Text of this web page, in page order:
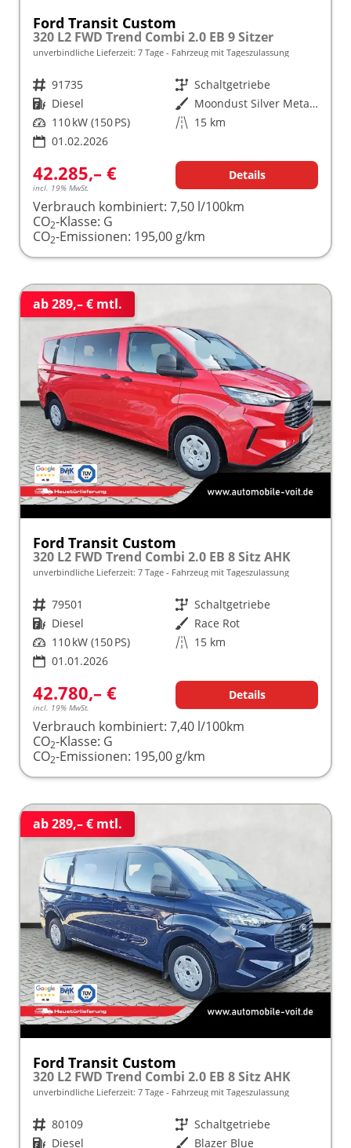
Ford Transit Custom
320 L2 FWD Trend Combi 2.0 EB 9 Sitzer
unverbindliche Lieferzeit: 7 Tage Fahrzeug mit Tageszulassung
Fahrzeugnr. 91735 Getriebe Schaltgetriebe
Kraftstoff Diesel Außenfarbe
Moondust Silver Metallic
Leistung 110 kW (150 PS) Kilometerstand 15 km
01.02.2026
42.285,– €
incl. 19% MwSt.
Details
Verbrauch kombiniert: 7,50 l/100km
CO2-Klasse: G
CO2-Emissionen: 195,00 g/km
ab 289,– € mtl.
Ford Transit Custom
320 L2 FWD Trend Combi 2.0 EB 8 Sitz AHK
unverbindliche Lieferzeit: 7 Tage Fahrzeug mit Tageszulassung
Fahrzeugnr. 79501 Getriebe Schaltgetriebe
Kraftstoff Diesel Außenfarbe Race Rot
Leistung 110 kW (150 PS) Kilometerstand 15 km
01.01.2026
42.780,– €
incl. 19% MwSt.
Details
Verbrauch kombiniert: 7,40 l/100km
CO2-Klasse: G
CO2-Emissionen: 195,00 g/km
ab 289,– € mtl.
Ford Transit Custom
320 L2 FWD Trend Combi 2.0 EB 8 Sitz AHK
unverbindliche Lieferzeit: 7 Tage Fahrzeug mit Tageszulassung
Fahrzeugnr. 80109 Getriebe Schaltgetriebe
Kraftstoff Diesel Außenfarbe Blazer Blue